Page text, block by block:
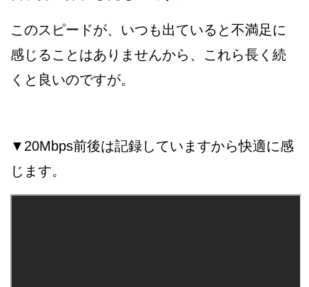
このスピードが、いつも出ていると不満足に
感じることはありませんから、これら長く続
くと良いのですが。
▼20Mbps前後は記録していますから快適に感
じます。